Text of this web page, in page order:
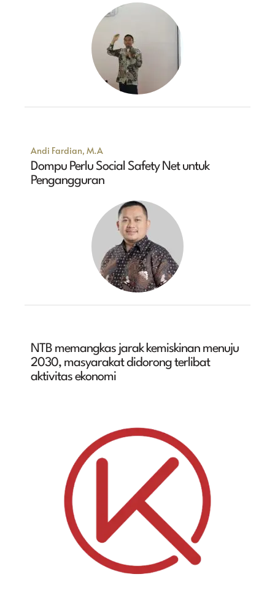
Andi Fardian, M.A
Dompu Perlu Social Safety Net untuk
Pengangguran
NTB memangkas jarak kemiskinan menuju
2030, masyarakat didorong terlibat
aktivitas ekonomi